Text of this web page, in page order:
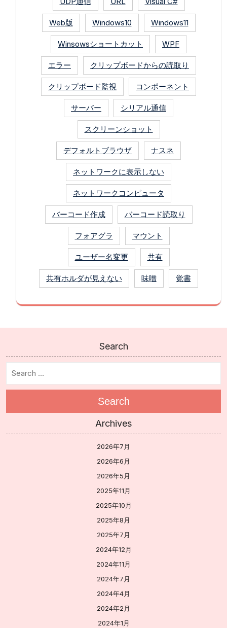
Web版 Windows10 Windows11
Winsowsショートカット WPF
エラー クリップボードからの読取り
クリップボード監視 コンポーネント
サーバー シリアル通信
スクリーンショット
デフォルトブラウザ ナスネ
ネットワークに表示しない
ネットワークコンピュータ
バーコード作成 バーコード読取り
フォアグラ マウント
ユーザー名変更 共有
共有ホルダが見えない 味噌 覚書
Search
Search
Archives
2026年7月
2026年6月
2026年5月
2025年11月
2025年10月
2025年8月
2025年7月
2024年12月
2024年11月
2024年7月
2024年4月
2024年2月
2024年1月